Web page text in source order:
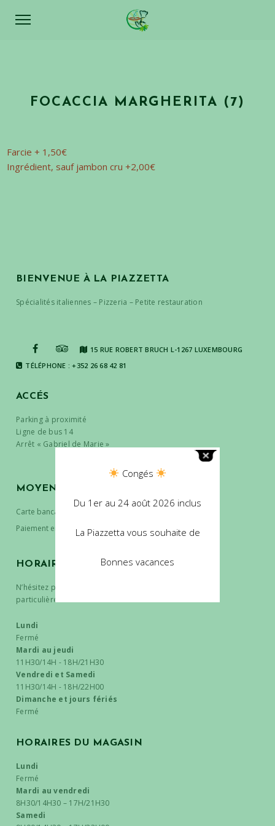
FOCACCIA MARGHERITA (7)
Farcie + 1,50€
Ingrédient, sauf jambon cru +2,00€
BIENVENUE À LA PIAZZETTA
Spécialités italiennes – Pizzeria – Petite restauration
15 RUE ROBERT BRUCH L-1267 LUXEMBOURG
TÉLÉPHONE : +352 26 68 42 81
ACCÉS
Parking à proximité
Ligne de bus 14
Arrêt « Gabriel de Marie »
MOYENS DE PAIEMENT
Carte bancaire
Paiement en espèce
HORAIRES DES CUISINES
N’hésitez pas à nous contacter pour toutes demandes
particulières.
Lundi
Fermé
Mardi au jeudi
11H30/14H - 18H/21H30
Vendredi et Samedi
11H30/14H - 18H/22H00
Dimanche et jours fériés
Fermé
HORAIRES DU MAGASIN
Lundi
Fermé
Mardi au vendredi
8H30/14H30 – 17H/21H30
Samedi
Congés
Du 1er au 24 août 2026 inclus
La Piazzetta vous souhaite de
Bonnes vacances